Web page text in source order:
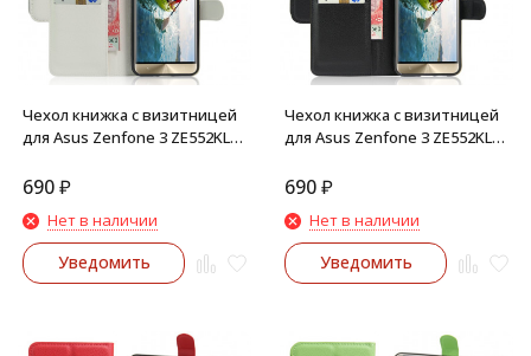
Чехол книжка с визитницей
для Asus Zenfone 3 ZE552KL
690₽
Нет в наличии
Уведомить
Чехол книжка с визитницей
для Asus Zenfone 3 ZE552KL
690₽
Нет в наличии
Уведомить